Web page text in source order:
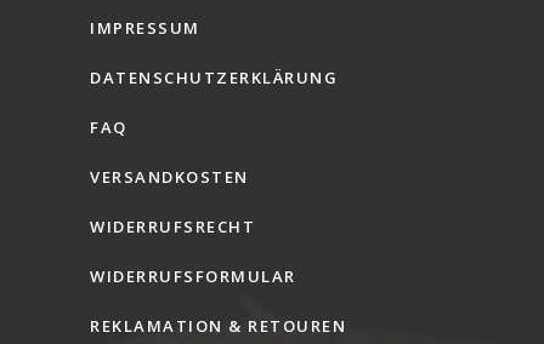
IMPRESSUM
DATENSCHUTZERKLÄRUNG
FAQ
VERSANDKOSTEN
WIDERRUFSRECHT
WIDERRUFSFORMULAR
REKLAMATION & RETOUREN